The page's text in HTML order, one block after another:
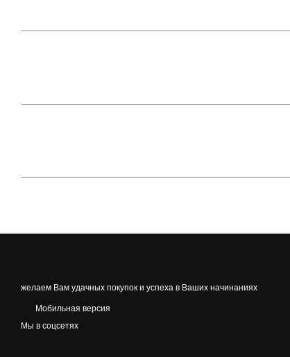
желаем Вам удачных покупок и успеха в Ваших начинаниях
Мобильная версия
Мы в соцсетях